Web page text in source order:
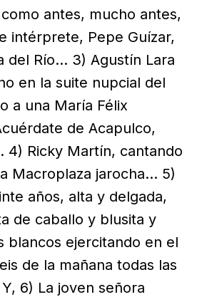
antes, mucho antes,
intérprete, Pepe Guízar,
del Río… 3) Agustín Lara
en la suite nupcial del
a una María Félix
de Acapulco,
4) Ricky Martín, cantando
Macroplaza jarocha… 5)
años, alta y delgada,
de caballo y blusita y
blancos ejercitando en el
de la mañana todas las
6) La joven señora